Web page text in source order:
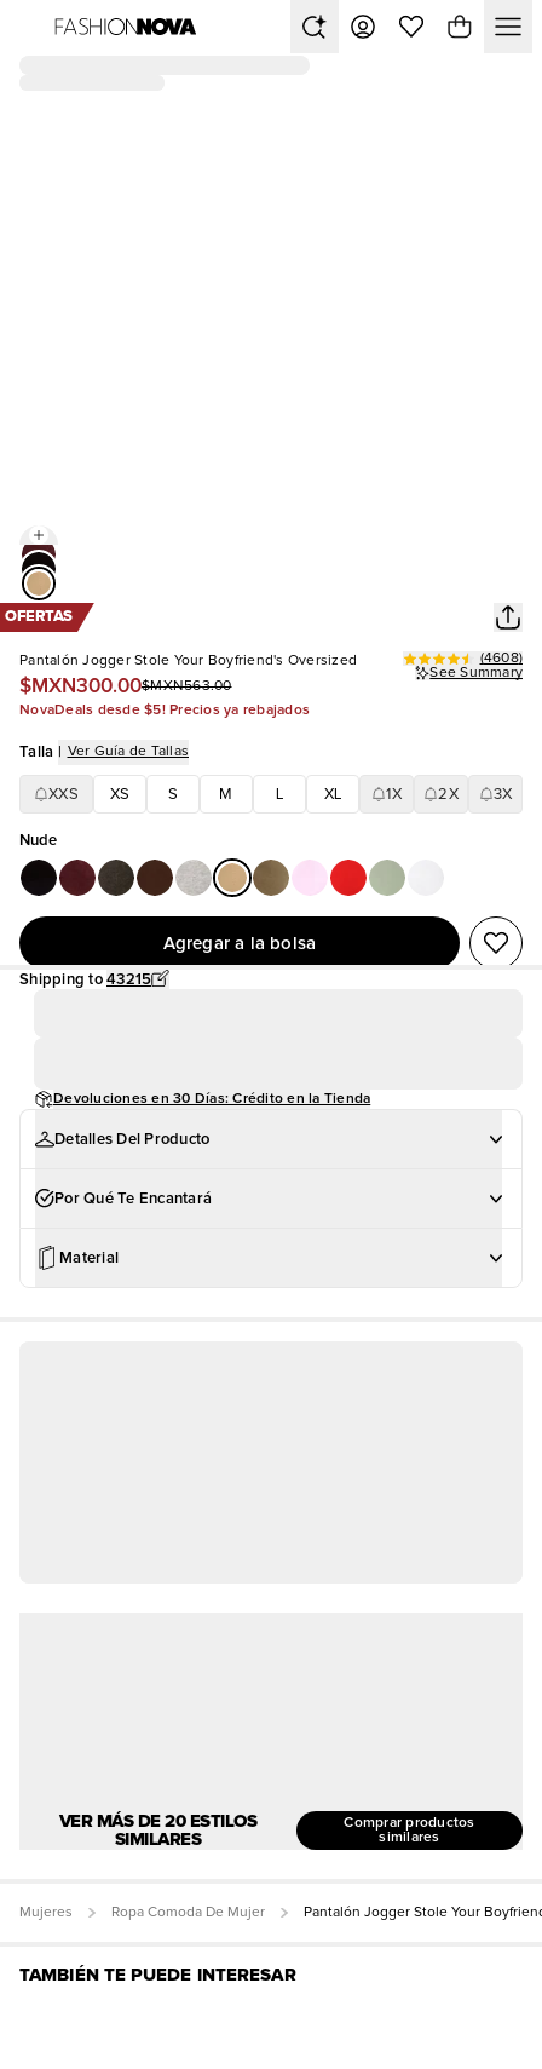
OFERTAS
Pantalón Jogger Stole Your Boyfriend's Oversized
$MXN300.00$MXN563.00
(4608)
See Summary
NovaDeals desde $5! Precios ya rebajados
Talla | Ver Guía de Tallas
XXS XS S M XL 1X 2X 3X
Nude
Agregar a la bolsa
Shipping to 43215
Devoluciones en 30 Días: Crédito en la Tienda
Detalles Del Producto
Por Qué Te Encantará
Material
VER MÁS DE 20 ESTILOS
SIMILARES
Comprar productos
similares
Mujeres Ropa Comoda De Mujer Pantalón Jogger Stole Your
TAMBIÉN TE PUEDE INTERESAR